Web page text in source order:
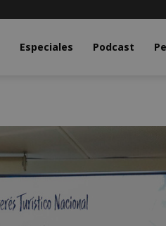
Especiales Podcast